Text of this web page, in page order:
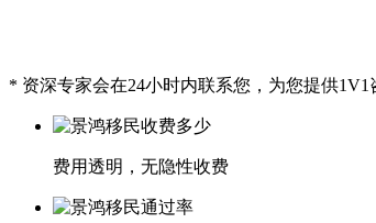
* 资深专家会在24小时内联系您，为您提供
费用透明，无隐性收费